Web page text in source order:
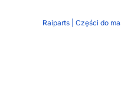
Raiparts | Części do